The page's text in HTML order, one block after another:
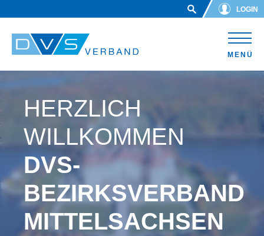
LOGIN
MENÜ
HERZLICH
WILLKOMMEN
DVS-
BEZIRKSVERBAND
MITTELSACHSEN